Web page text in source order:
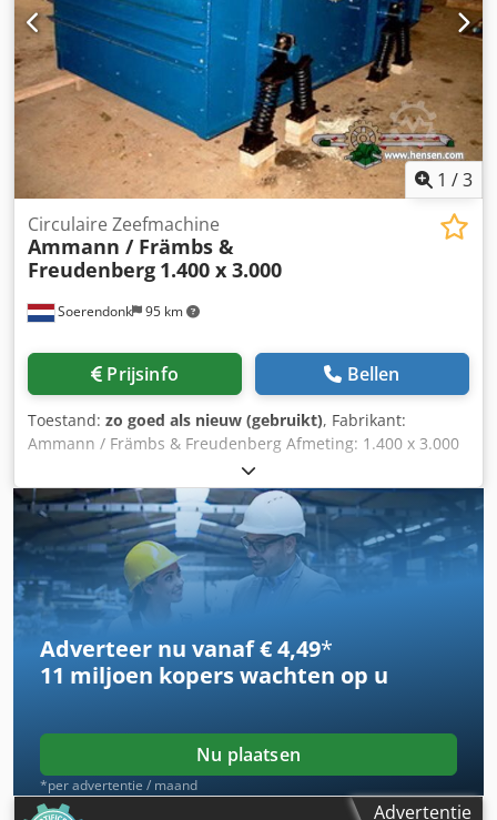
1 /3
Soerendonk 95 km
Circulaire Zeefmachine
Ammann / Främbs &
Freudenberg 1.400 x 3.000
Prijsinfo Bellen
Toestand: zo goed als nieuw (gebruikt), Fabrikant:
Ammann / Främbs & Freudenberg Afmeting: 1.400 x 3.000
Inclusief: – Aandrijving – Aandrijfas – Veerelementen
Codeg Snutspfx Abhjrf Zeefmachine is gereviseerd,
gezandstraald en gespoten.
Adverteer nu vanaf € 4,49*
11 miljoen koperswachten op u
Nu plaatsen
*per advertentie / maand
Advertentie